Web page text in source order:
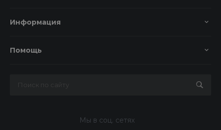
Информация
Помощь
Мы в соц. сетях